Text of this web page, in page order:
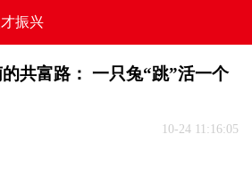
才振兴
共富路： 一只兔“跳”活一个
10-24 11:16:05